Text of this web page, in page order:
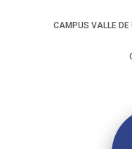
CAMPUS VALLE DE